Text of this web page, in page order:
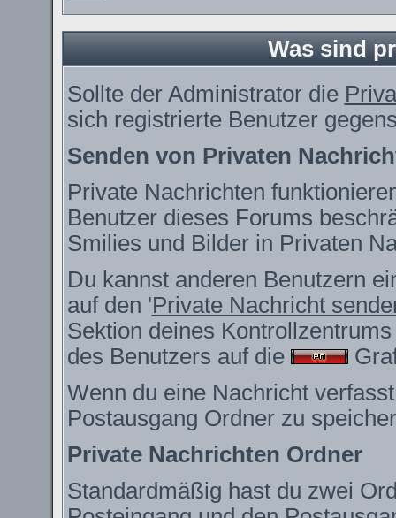
Was sind
Sollte der Administrator die
sich registrierte Benutzer
Senden von Privaten
Private Nachrichten
Benutzer dieses Forums
Smilies und Bilder in Privaten
Du kannst anderen Benutzern
auf den 'Private Nachricht
Sektion deines
des Benutzers auf die
Wenn du eine Nachricht
Postausgang Ordner zu
Private Nachrichten Ordner
Standardmäßig hast du zwei